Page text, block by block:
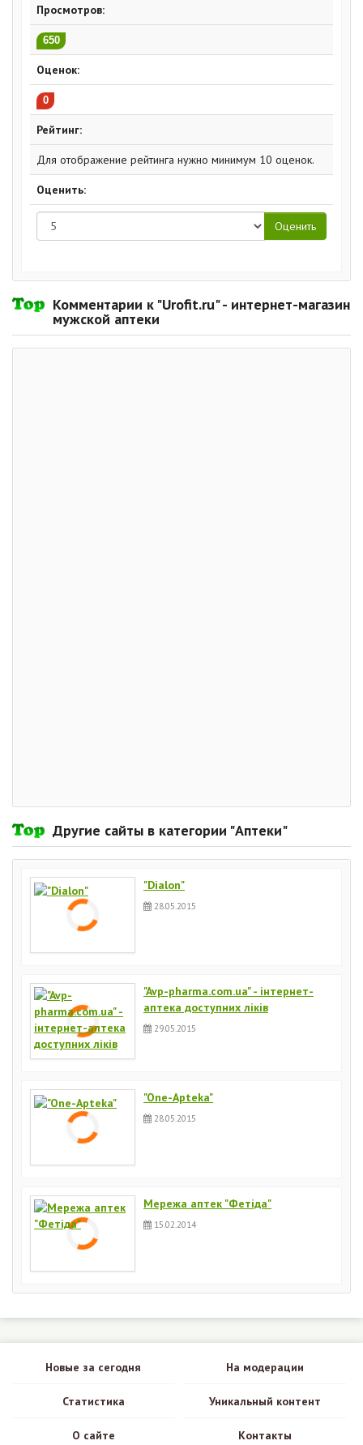
Просмотров:
650
Оценок:
0
Рейтинг:
Для отображение рейтинга нужно минимум 10 оценок.
Оценить:
Комментарии к "Urofit.ru" - интернет-магазин
мужской аптеки
Другие сайты в категории "Аптеки"
"Dialon"
28.05.2015
"Avp-pharma.com.ua" - інтернет-
аптека доступних ліків
29.05.2015
"One-Apteka"
28.05.2015
Мережа аптек "Фетіда"
15.02.2014
Новые за сегодня На модерации
Статистика Уникальный контент
О сайте Контакты